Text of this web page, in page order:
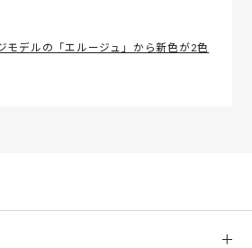
モデルの「エルージュ」から新色が2色